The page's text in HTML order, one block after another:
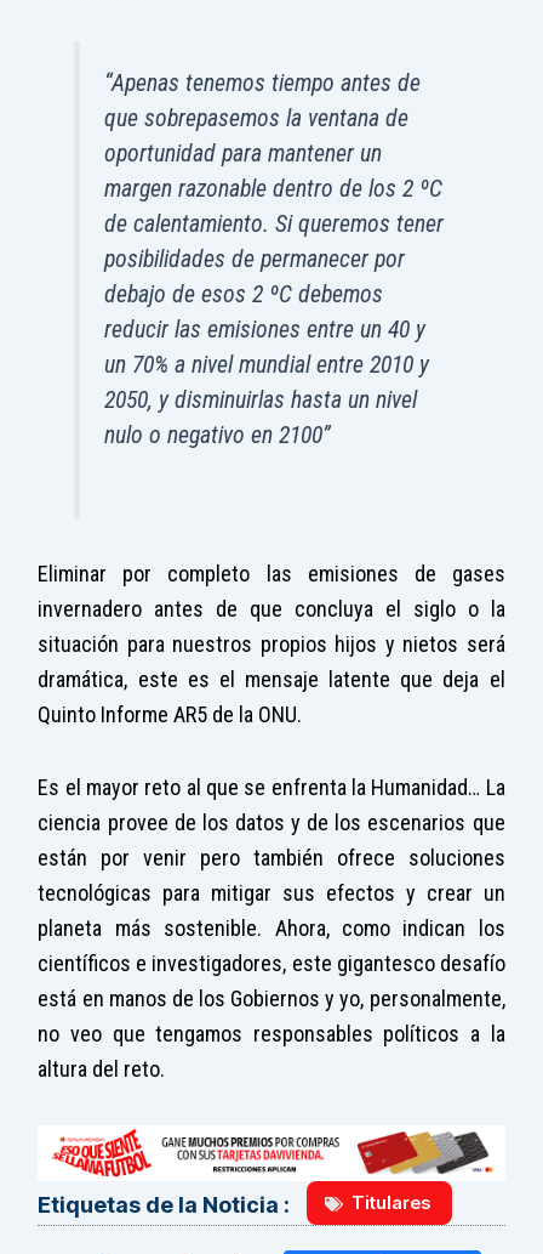
“Apenas tenemos tiempo antes de
que sobrepasemos la ventana de
oportunidad para mantener un
margen razonable dentro de los 2 ºC
de calentamiento. Si queremos tener
posibilidades de permanecer por
debajo de esos 2 ºC debemos
reducir las emisiones entre un 40 y
un 70% a nivel mundial entre 2010 y
2050, y disminuirlas hasta un nivel
nulo o negativo en 2100”
Eliminar por completo las emisiones de gases
invernadero antes de que concluya el siglo o la
situación para nuestros propios hijos y nietos será
dramática, este es el mensaje latente que deja el
Quinto Informe AR5 de la ONU.
Es el mayor reto al que se enfrenta la Humanidad… La
ciencia provee de los datos y de los escenarios que
están por venir pero también ofrece soluciones
tecnológicas para mitigar sus efectos y crear un
planeta más sostenible. Ahora, como indican los
científicos e investigadores, este gigantesco desafío
está en manos de los Gobiernos y yo, personalmente,
no veo que tengamos responsables políticos a la
altura del reto.
Etiquetas de la Noticia : Titulares